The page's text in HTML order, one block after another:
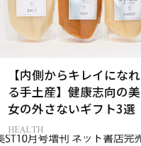
【内側からキレイになれ
る手土産】健康志向の美
女の外さないギフト3選
HEALTH